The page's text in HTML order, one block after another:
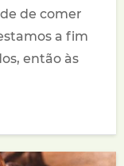
de comer
a fim
então às